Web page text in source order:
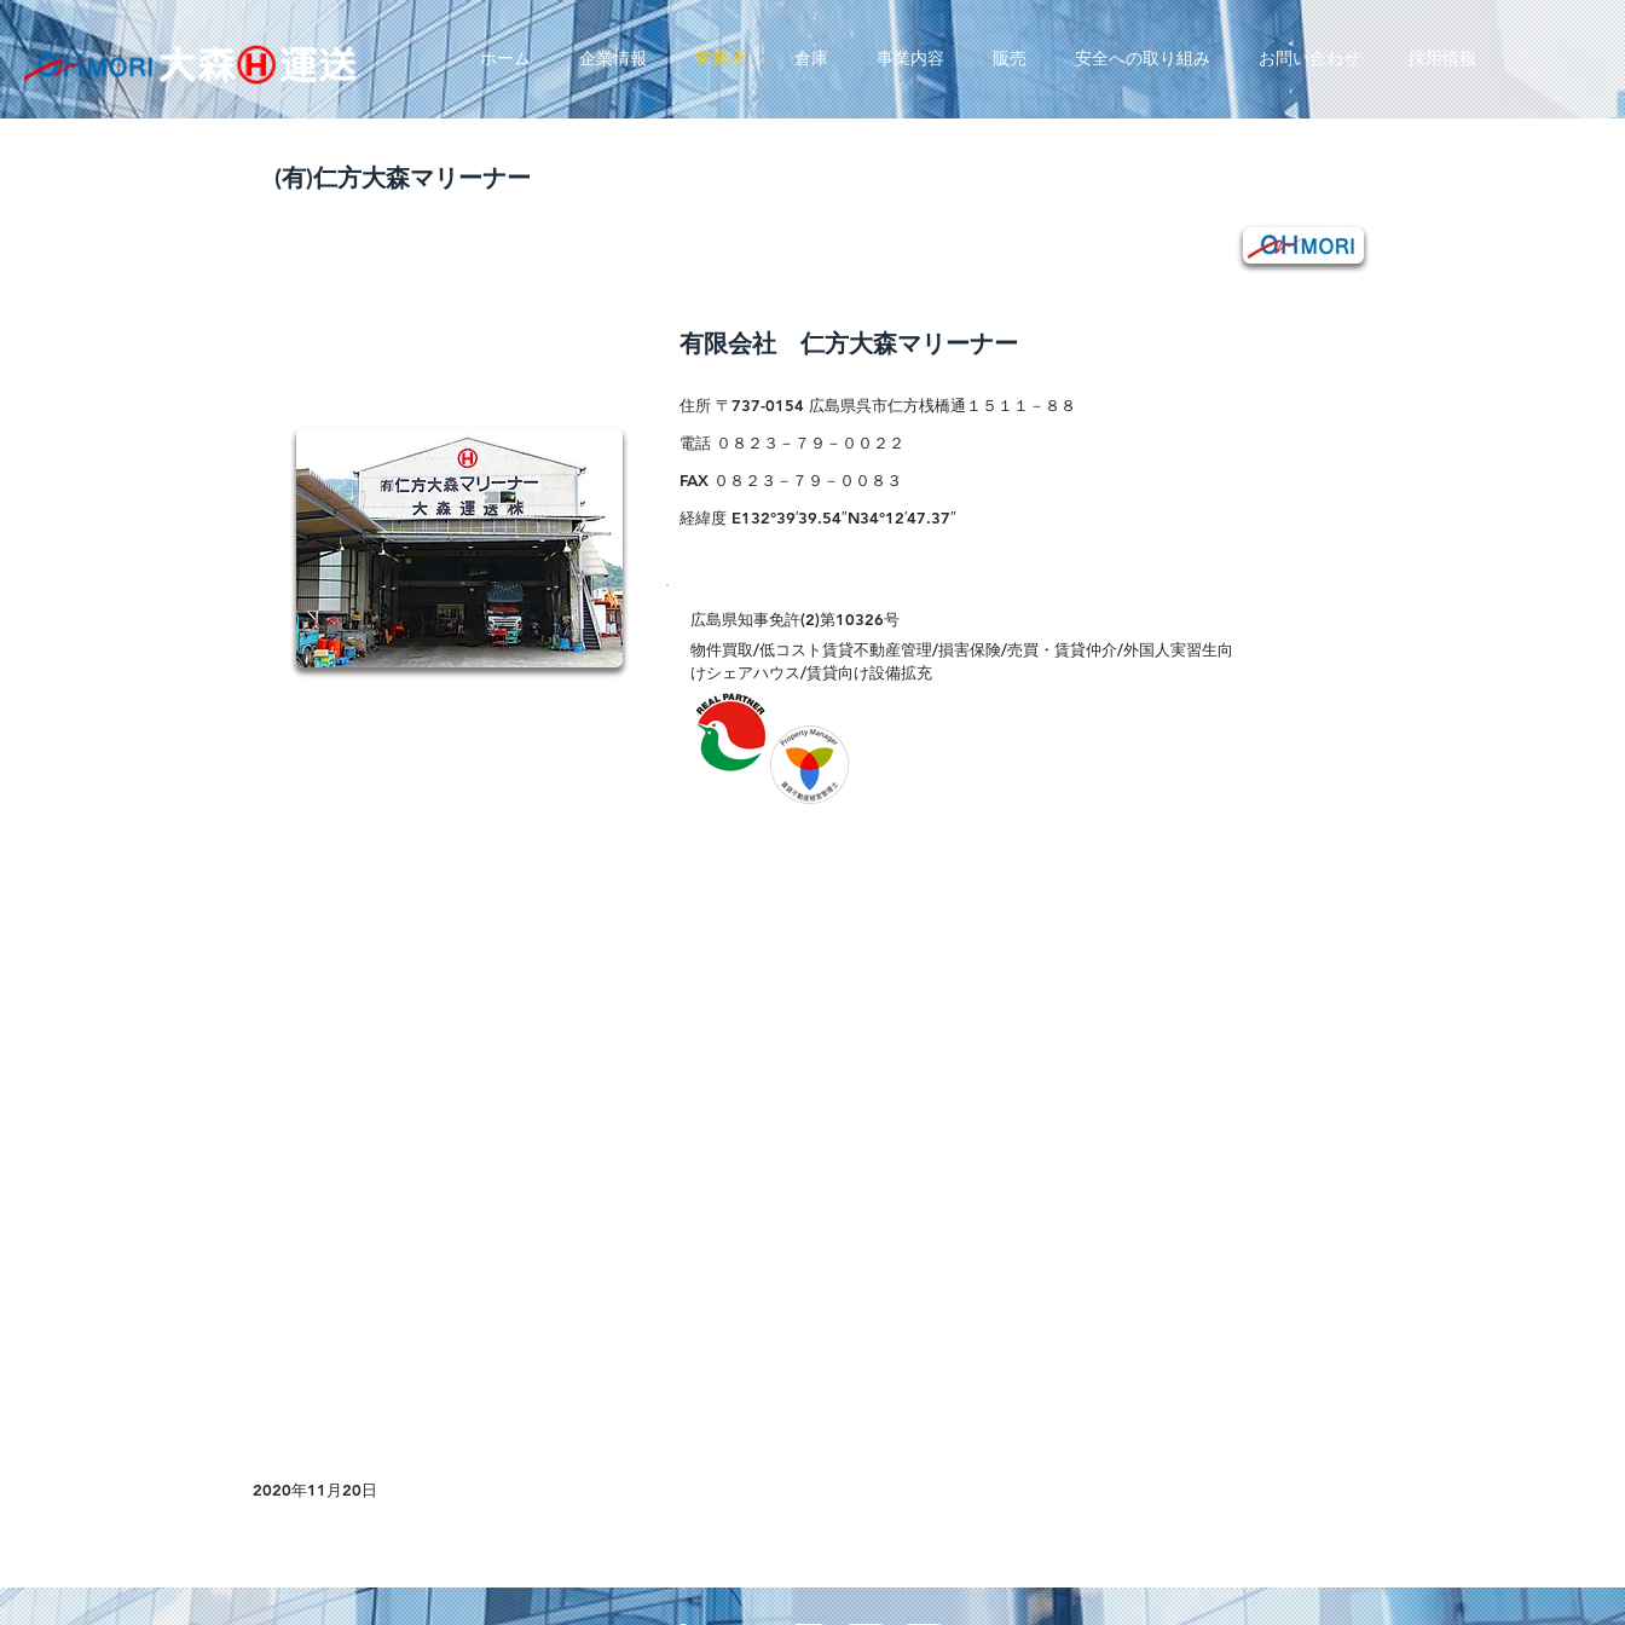
ホーム 企業情報 営業所 倉庫 事業内容 販売 安全への取り組み お問い合わせ 採用情報
(有)仁方大森マリーナー
有限会社 仁方大森マリーナー
住所 〒737-0154 広島県呉市仁方桟橋通１５１１－８８
電話 ０８２３－７９－００２２
FAX ０８２３－７９－００８３
経緯度 E132°39′39.54″N34°12′47.37″
広島県知事免許(2)第10326号
物件買取/低コスト賃貸不動産管理/損害保険/売買・賃貸仲介/外国人実習生向
けシェアハウス/賃貸向け設備拡充
2020年11月20日